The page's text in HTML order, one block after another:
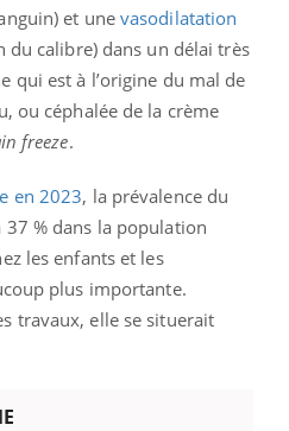
et une vasodilatation
du calibre) dans un délai très
qui est à l’origine du mal de
ou céphalée de la crème
freeze.
en 2023, la prévalence du
37 % dans la population
les enfants et les
plus importante.
travaux, elle se situerait